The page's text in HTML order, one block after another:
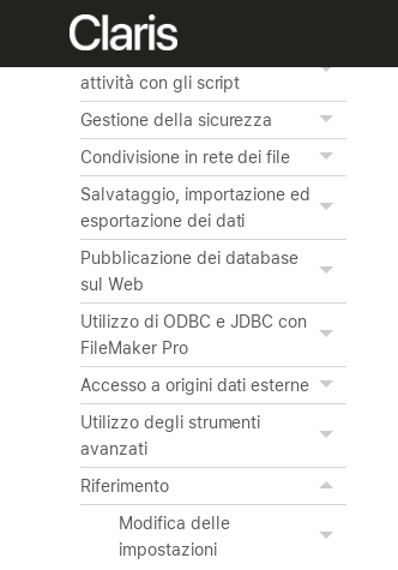
Creazione dei grafici dai dati
Automatizzazione delle
attività con gli script
Gestione della sicurezza
Condivisione in rete dei file
Salvataggio, importazione ed
esportazione dei dati
Pubblicazione dei database
sul Web
Utilizzo di ODBC e JDBC con
FileMaker Pro
Accesso a origini dati esterne
Utilizzo degli strumenti
avanzati
Riferimento
Modifica delle
impostazioni